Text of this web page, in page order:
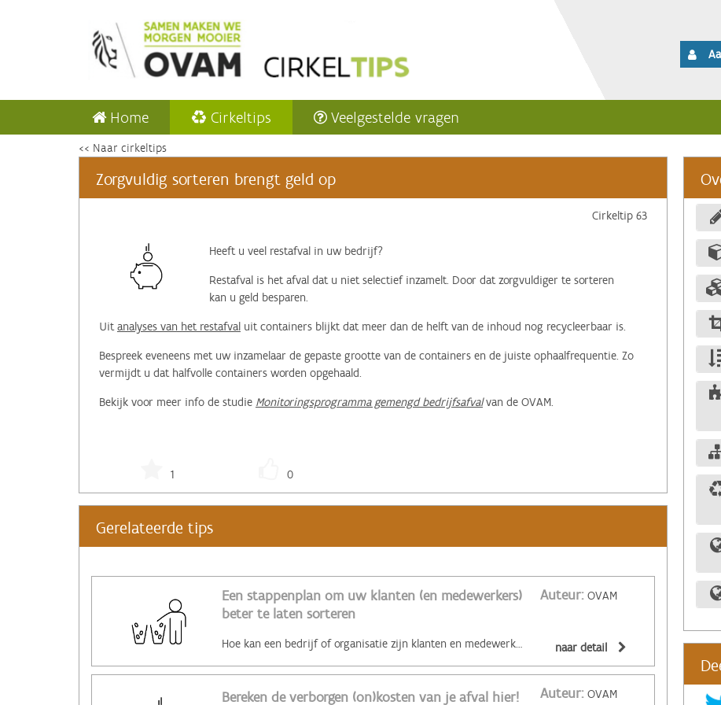
Home Cirkeltips Veelgestelde vragen
<< Naar cirkeltips
Zorgvuldig sorteren brengt geld op
Cirkeltip 63
Heeft u veel restafval in uw bedrijf?
Restafval is het afval dat u niet selectief inzamelt. Door dat zorgvuldiger te sorteren
kan u geld besparen.
Uitanalyses van het restafval uit containers blijkt dat meer dan de helft van de inhoud nog recycleerbaar is.
Bespreek eveneens met uw inzamelaar de gepaste grootte van de containers en de juiste ophaalfrequentie. Zo
vermijdt u dat halfvolle containers worden opgehaald.
Bekijk voor meer info de studie Monitoringsprogramma gemengd bedrijfsafval van de OVAM.
1 0
Gerelateerde tips
Een stappenplan om uw klanten (en medewerkers)
beter te laten sorteren
Auteur: OVAM
naar detail
Bereken de verborgen (on)kosten van je afval hier! Auteur: OVAM